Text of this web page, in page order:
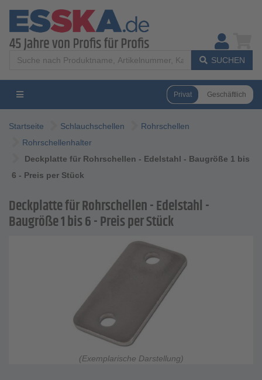
SUCHEN
Privat Geschäftlich
Startseite Schlauchschellen
Rohrschellen
Rohrschellenhalter
Deckplatte für Rohrschellen - Edelstahl - Baugröße 1 bis
6 - Preis per Stück
Deckplatte für Rohrschellen - Edelstahl -
Baugröße 1 bis 6 - Preis per Stück
(Exemplarische Darstellung)